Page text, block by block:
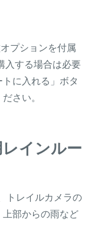
プションを付属
入する場合は必要
に入れる」ボタ
さい。
インルー
トレイルカメラの
上部からの雨など